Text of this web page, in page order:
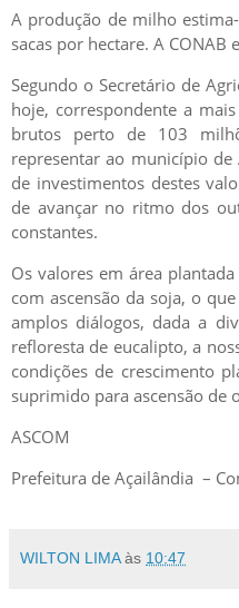
A produção de milho
sacas por hectare. A
Segundo o Secretário de
hoje, correspondente a
brutos perto de 103
representar ao município de
de investimentos destes
de avançar no ritmo dos
constantes.
Os valores em área
com ascensão da soja, o
amplos diálogos, dada a
refloresta de eucalipto, a
condições de crescimento
suprimido para ascensão de
ASCOM
Prefeitura de Açailândia –
WILTON LIMA às 10:47